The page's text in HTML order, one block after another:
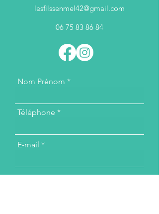
lesfilssenmel42@gmail.com
06 75 83 86 84
Nom Prénom
Téléphone
E-mail